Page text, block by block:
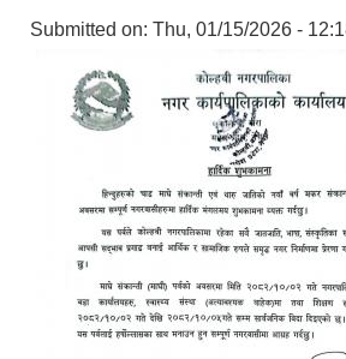
Submitted on: Thu, 01/15/2026 -